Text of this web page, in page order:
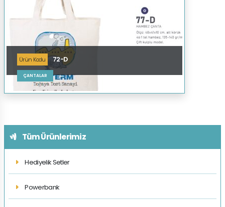
Ürün Kodu 72-D
ÇANTALAR
Tüm Ürünlerimiz
Hediyelik Setler
Powerbank